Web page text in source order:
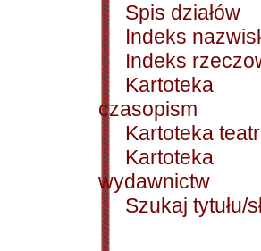
Spis działów
Indeks
Indeks
Kartoteka
czasopism
Kartoteka
Kartoteka
wydawnictw
Szukaj tytułu/